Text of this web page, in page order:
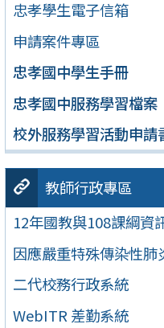
忠孝學生電子信箱
申請案件專區
忠孝國中學生手冊
忠孝國中服務學習檔案
校外服務學習活動申請
教師行政專區
12年國教與108課綱資
因應嚴重特殊傳染性
二代校務行政系統
WebITR 差勤系統